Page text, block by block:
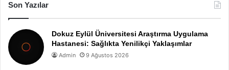
Son Yazılar
Dokuz Eylül Üniversitesi Araştırma Uygulama
Hastanesi: Sağlıkta Yenilikçi Yaklaşımlar
Admin 9 Ağustos 2026